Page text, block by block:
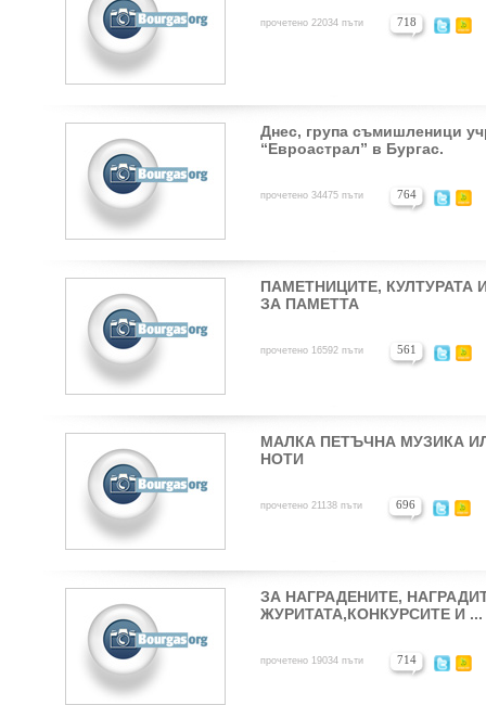
прочетено 22034 пъти 718
Днес, група съмишленици
“Евроастрал” в Бургас.
прочетено 34475 пъти 764
ПАМЕТНИЦИТЕ,
ЗА ПАМЕТТА
прочетено 16592 пъти 561
МАЛКА ПЕТЪЧНА МУЗИКА
НОТИ
прочетено 21138 пъти 696
ЗА НАГРАДЕНИТЕ,
ЖУРИТАТА,КОНКУРСИТЕ И ...
прочетено 19034 пъти 714